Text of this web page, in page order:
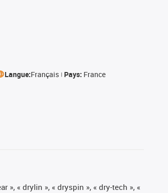
Langue:Français Pays: France
», « drylin », « dryspin », « dry-tech », «